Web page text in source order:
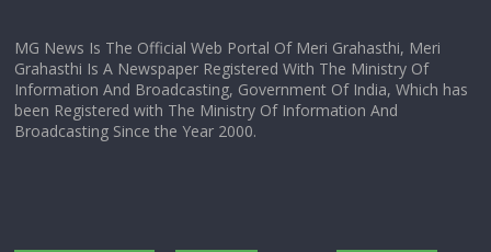
MG News Is The Official Web Portal Of Meri Grahasthi, Meri
Grahasthi Is A Newspaper Registered With The Ministry Of
Information And Broadcasting, Government Of India, Which has
been Registered with The Ministry Of Information And
Broadcasting Since the Year 2000.